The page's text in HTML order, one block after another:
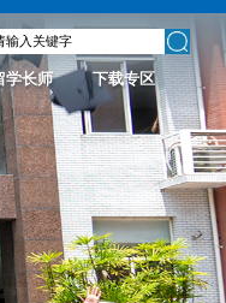
学长师 下载专区